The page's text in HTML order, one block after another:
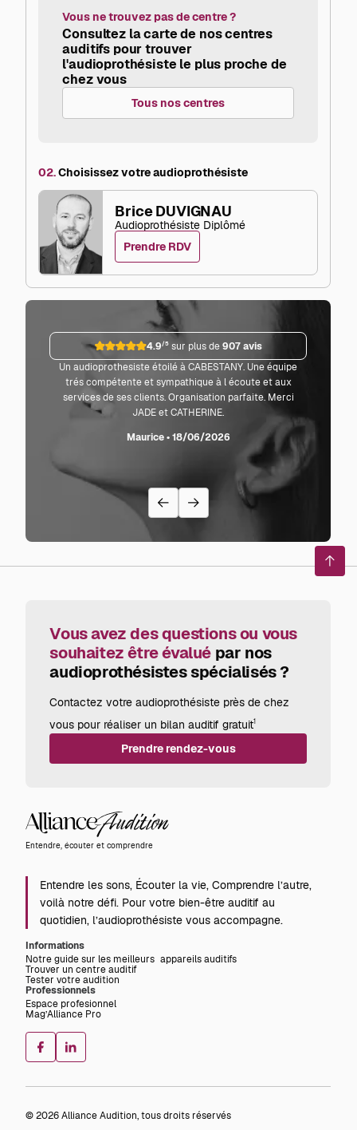
Vous ne trouvez pas de centre ?
Consultez la carte de nos centres
auditifs pour trouver
l'audioprothésiste le plus proche de
chez vous
Tous nos centres
02.Choisissez votre audioprothésiste
Brice DUVIGNAU
Audioprothésiste Diplômé
Prendre RDV
4.9/5sur plus de907 avis
Un audioprothesiste étoilé à CABESTANY. Une équipe
trés compétente et sympathique à l écoute et aux
services de ses clients. Organisation parfaite. Merci
JADE et CATHERINE.
Maurice • 18/06/2026
en
Vous avez des questions ou vous
souhaitez être évalué par nos
audioprothésistes spécialisés ?
Contactez votre audioprothésiste près de chez
vous pour réaliser un bilan auditif gratuit1
Prendre rendez-vous
Audition
Entendre, écouter et comprendre
Entendre les sons, Écouter la vie, Comprendre l’autre,
voilà notre défi. Pour votre bien-être auditif au
quotidien, l’audioprothésiste vous accompagne.
Informations
Notre guide sur les meilleurs appareils auditifs
Trouver un centre auditif
Tester votre audition
Professionnels
Espace profesionnel
Mag’Alliance Pro
© 2026 Alliance Audition, tous droits réservés